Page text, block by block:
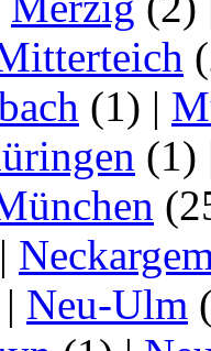
(1) |
(1)
|
| Neu-Ulm